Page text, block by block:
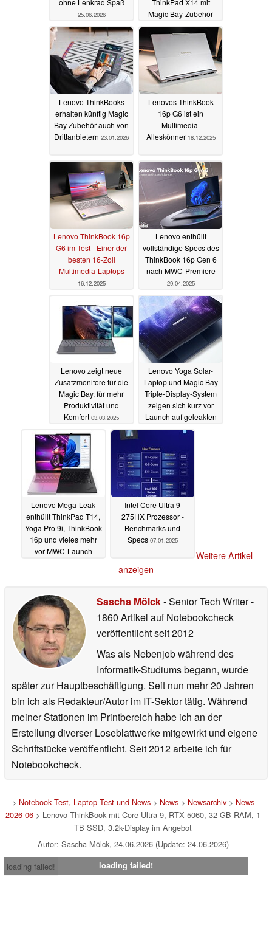
25.06.2026
Magic Bay-Zubehör
aufgetaucht10.03.2026
Lenovo ThinkBooks
erhalten künftig Magic
Bay Zubehör auch von
Drittanbietern 23.01.2026
Lenovos ThinkBook
16p G6 ist ein
Multimedia-
Alleskönner 18.12.2025
Lenovo ThinkBook 16p
G6 im Test - Einer der
besten 16-Zoll
Multimedia-Laptops
16.12.2025
Lenovo enthüllt
vollständige Specs des
ThinkBook 16p Gen 6
nach MWC-Premiere
29.04.2025
Lenovo zeigt neue
Zusatzmonitore für die
Magic Bay, für mehr
Produktivität und
Komfort 03.03.2025
Lenovo Yoga Solar-
Laptop und Magic Bay
Triple-Display-System
zeigen sich kurz vor
Launch auf geleakten
Bildern26.02.2025
Lenovo Mega-Leak
enthüllt ThinkPad T14,
Yoga Pro 9i, ThinkBook
16p und vieles mehr
vor MWC-Launch
Intel Core Ultra 9
275HX Prozessor -
Benchmarks und
Specs 07.01.2025
Weitere Artikel
anzeigen
Sascha Mölck- Senior Tech Writer-
1860 Artikel auf Notebookcheck
veröffentlichtseit 2012
Was als Nebenjob während des
Informatik-Studiums begann, wurde
später zur Hauptbeschäftigung. Seit nun mehr 20 Jahren
bin ich als Redakteur/Autor im IT-Sektor tätig. Während
meiner Stationen im Printbereich habe ich an der
Erstellung diverser Loseblattwerke mitgewirkt und eigene
Schriftstücke veröffentlicht. Seit 2012 arbeite ich für
Notebookcheck.
> Notebook Test, Laptop Test und News> News> Newsarchiv> News
2026-06 > Lenovo ThinkBook mit Core Ultra 9, RTX 5060, 32 GB RAM, 1
TB SSD, 3.2k-Display im Angebot
Autor: Sascha Mölck, 24.06.2026 (Update: 24.06.2026)
loading failed!
loading failed!